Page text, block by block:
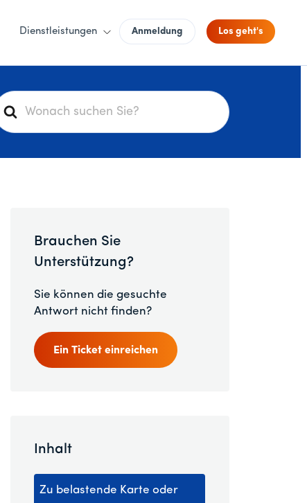
Dienstleistungen Anmeldung Los geht's
Brauchen Sie
Unterstützung?
Sie können die gesuchte
Antwort nicht finden?
Ein Ticket einreichen
Inhalt
Zu belastende Karte oder